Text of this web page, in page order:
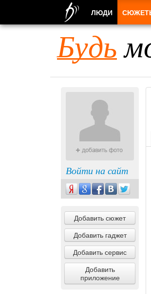
Будь
Войти на сайт
Добавить сюжет
Добавить гаджет
Добавить сервис
Добавить
приложение
ЛЮДИ